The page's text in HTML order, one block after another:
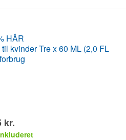
HÅR
kvinder Tre x 60 ML (2,0 FL
kr.